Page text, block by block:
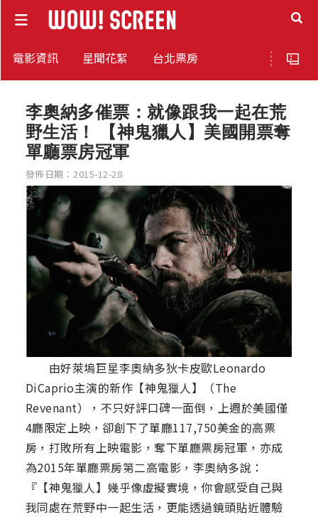
電影資訊 星聞花絮 台北票房
李奧納多催票：就像跟我一起在荒
野生活！ 【神鬼獵人】美國開票奪
單廳票房冠軍
發佈日期：2015-12-28
由好萊塢巨星李奧納多狄卡皮歐Leonardo
DiCaprio主演的新作【神鬼獵人】（The
Revenant），不只好評口碑一面倒，上週於美國僅
4廳限定上映，卻創下了單廳117,750美金的高票
房，打敗所有上映電影，奪下單廳票房冠軍，亦成
為2015年單廳票房第二高電影，李奧納多說：
『【神鬼獵人】幾乎像虛擬實境，你會感受自己與
我同處在荒野中一起生活，更能透過鏡頭貼近體驗